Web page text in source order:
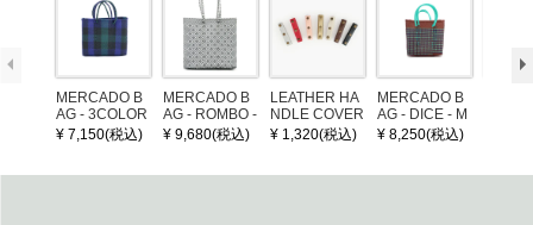
MERCADO B
AG - 3COLOR
S CHECK - Bl
¥ 7,150(税込)
MERCADO B
AG - ROMBO -
LONG HANDL
¥ 9,680(税込)
LEATHER HA
NDLE COVER
¥ 1,320(税込)
MERCADO B
AG - DICE - M
OSAIC - Copp
¥ 8,250(税込)